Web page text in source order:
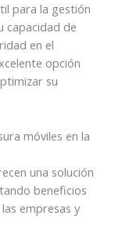
para la gestión
capacidad de
en el
opción
su
móviles en la
una solución
beneficios
empresas y